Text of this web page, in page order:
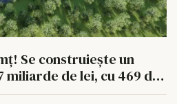
Se construiește un
miliarde de lei, cu 469 de